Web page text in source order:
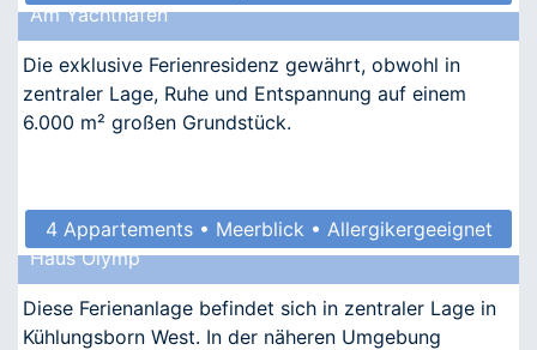
Am Yachthafen
Die exklusive Ferienresidenz gewährt, obwohl in
zentraler Lage, Ruhe und Entspannung auf einem
6.000 m² großen Grundstück.
4 Appartements • Meerblick • Allergikergeeignet
Haus Olymp
Diese Ferienanlage befindet sich in zentraler Lage in
Kühlungsborn West. In der näheren Umgebung